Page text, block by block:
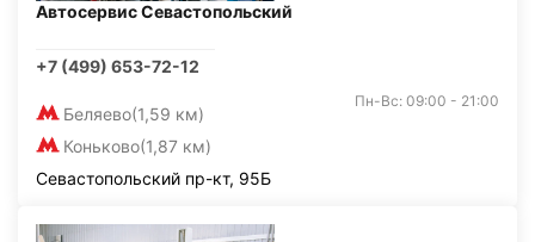
Автосервис Севастопольский
+7 (499) 653-72-12
Беляево(1,59 км)
Коньково(1,87 км)
Пн-Вс: 09:00 - 21:00
Севастопольский пр-кт, 95Б